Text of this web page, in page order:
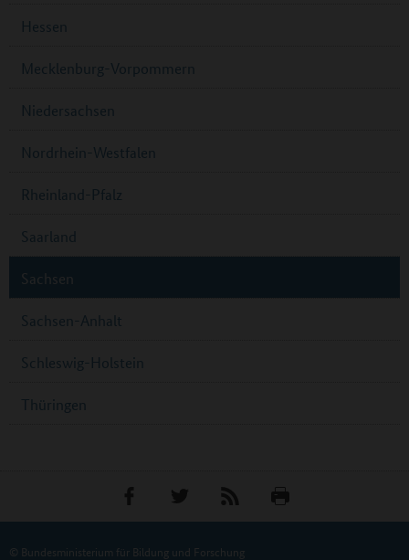
Hessen
Mecklenburg-Vorpommern
Niedersachsen
Nordrhein-Westfalen
Rheinland-Pfalz
Saarland
Sachsen
Sachsen-Anhalt
Schleswig-Holstein
Thüringen
© Bundesministerium für Bildung und Forschung